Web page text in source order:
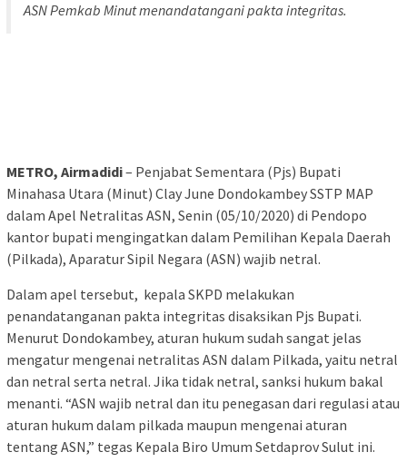
ASN Pemkab Minut menandatangani pakta integritas.
METRO, Airmadidi– Penjabat Sementara (Pjs) Bupati
Minahasa Utara (Minut) Clay June Dondokambey SSTP MAP
dalam Apel Netralitas ASN, Senin (05/10/2020) di Pendopo
kantor bupati mengingatkan dalam Pemilihan Kepala Daerah
(Pilkada), Aparatur Sipil Negara (ASN) wajib netral.
Dalam apel tersebut, kepala SKPD melakukan
penandatanganan pakta integritas disaksikan Pjs Bupati.
Menurut Dondokambey, aturan hukum sudah sangat jelas
mengatur mengenai netralitas ASN dalam Pilkada, yaitu netral
dan netral serta netral. Jika tidak netral, sanksi hukum bakal
menanti. “ASN wajib netral dan itu penegasan dari regulasi atau
aturan hukum dalam pilkada maupun mengenai aturan
tentang ASN,” tegas Kepala Biro Umum Setdaprov Sulut ini.